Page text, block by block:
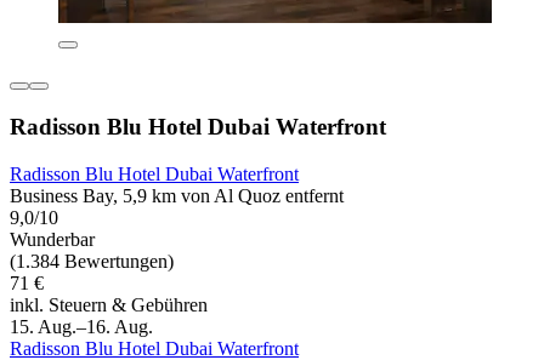
Radisson Blu Hotel Dubai Waterfront
Radisson Blu Hotel Dubai Waterfront
Business Bay, 5,9 km von Al Quoz entfernt
9,0/10
Wunderbar
(1.384 Bewertungen)
71 €
inkl. Steuern & Gebühren
15. Aug.–16. Aug.
Radisson Blu Hotel Dubai Waterfront